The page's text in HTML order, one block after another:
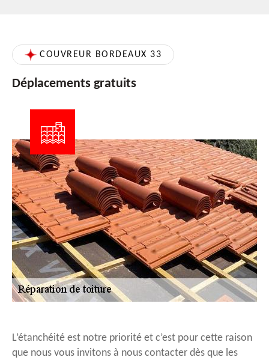
COUVREUR BORDEAUX 33
Déplacements gratuits
L’étanchéité est notre priorité et c’est pour cette raison
que nous vous invitons à nous contacter dès que les